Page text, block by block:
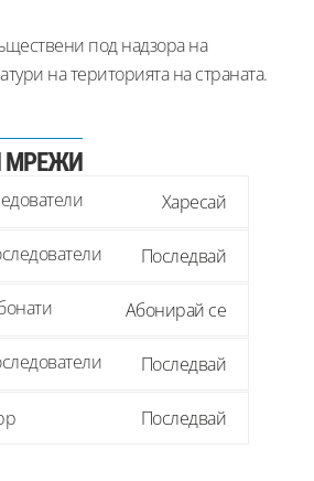
под надзора на
на територията на страната.
МРЕЖИ
Харесай
Последвай
Абонирай се
Последвай
Последвай